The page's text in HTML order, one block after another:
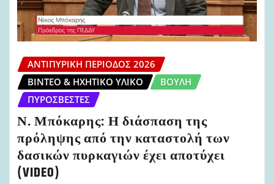
ΑΝΤΙΠΥΡΙΚΉ ΠΕΡΊΟΔΟΣ 2026
ΒΊΝΤΕΟ & ΗΧΗΤΙΚΌ ΥΛΙΚΌ
ΒΟΥΛΉ
ΠΥΡΟΣΒΈΣΤΕΣ
Ν. Μπόκαρης: Η διάσπαση της
πρόληψης από την καταστολή των
δασικών πυρκαγιών έχει αποτύχει
(VIDEO)